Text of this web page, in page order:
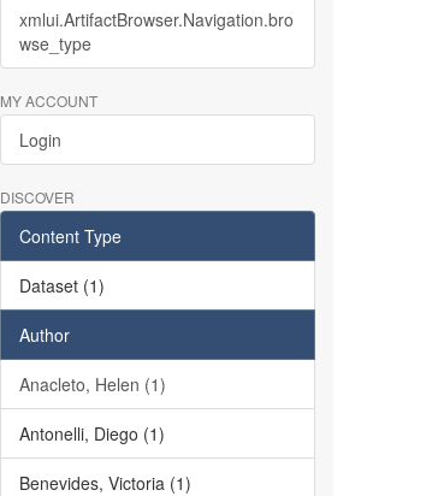
xmlui.ArtifactBrowser.Navigation.bro
wse_type
MY ACCOUNT
Login
DISCOVER
Content Type
Dataset (1)
Author
Anacleto, Helen (1)
Antonelli, Diego (1)
Benevides, Victoria (1)